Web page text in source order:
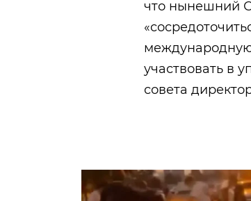
что нынешний
участвовать в
совета